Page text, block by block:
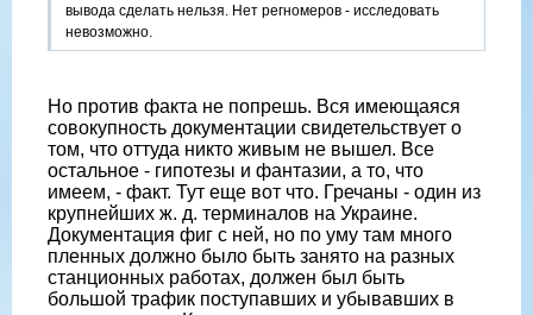
вывода сделать нельзя. Нет регномеров - исследовать
невозможно.
Но против факта не попрешь. Вся имеющаяся
совокупность документации свидетельствует о
том, что оттуда никто живым не вышел. Все
остальное - гипотезы и фантазии, а то, что
имеем, - факт. Тут еще вот что. Гречаны - один из
крупнейших ж. д. терминалов на Украине.
Документация фиг с ней, но по уму там много
пленных должно было быть занято на разных
станционных работах, должен был быть
большой трафик поступавших и убывавших в